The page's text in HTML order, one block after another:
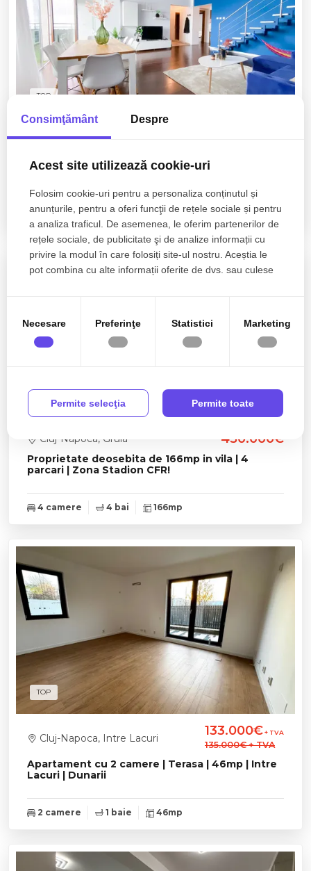
TOP
Penthouse cu 5 camere | 160mp | Vedere
Cluj-Napoca, Buna-Ziua
5 camere 3 bai 160mp
Proprietate deosebita de 166mp in vila | 4
parcari | Zona Stadion CFR!
Cluj-Napoca, Gruia 450.000€
4 camere 4 bai 166mp
TOP
Apartament cu 2 camere | Terasa | 46mp | Intre
Lacuri | Dunarii
Cluj-Napoca, Intre Lacuri 133.000€+ TVA
135.000€+ TVA
2 camere 1 baie 46mp
Consimţământ Despre
Acest site utilizează cookie-uri
Folosim cookie-uri pentru a personaliza conținutul și
anunțurile, pentru a oferi funcţii de rețele sociale și pentru
a analiza traficul. De asemenea, le oferim partenerilor de
rețele sociale, de publicitate şi de analize informații cu
privire la modul în care folosiți site-ul nostru. Aceștia le
pot combina cu alte informații oferite de dvs. sau culese
Necesare Preferinţe Statistici Marketing
Permite selecţia Permite toate